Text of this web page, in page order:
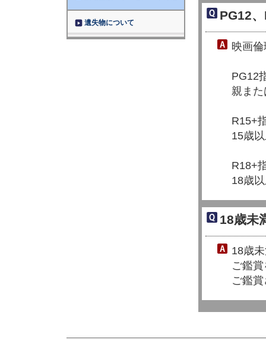
PG12
映画
PG12
親ま
R15+
15歳
R18+
18歳
18歳未
18歳
ご鑑
ご鑑
遺失物について